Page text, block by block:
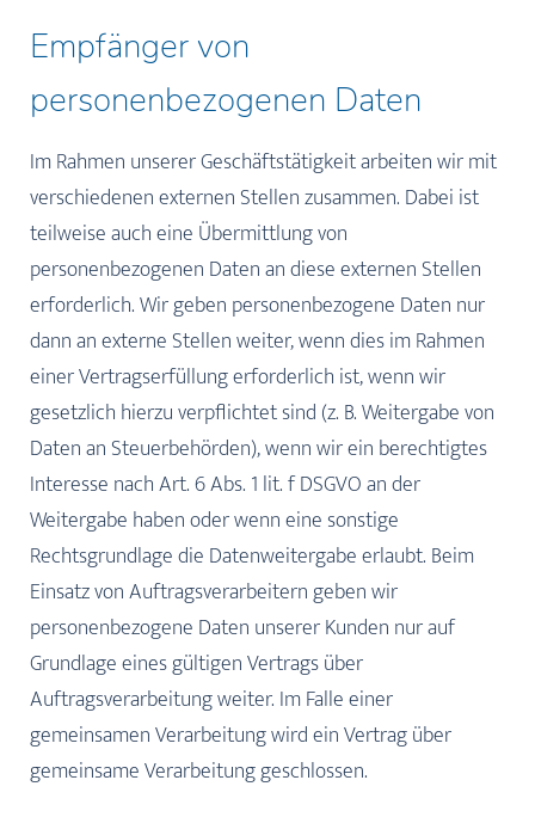
Empfänger von
personenbezogenen Daten
Im Rahmen unserer Geschäftstätigkeit arbeiten wir mit
verschiedenen externen Stellen zusammen. Dabei ist
teilweise auch eine Übermittlung von
personenbezogenen Daten an diese externen Stellen
erforderlich. Wir geben personenbezogene Daten nur
dann an externe Stellen weiter, wenn dies im Rahmen
einer Vertragserfüllung erforderlich ist, wenn wir
gesetzlich hierzu verpflichtet sind (z. B. Weitergabe von
Daten an Steuerbehörden), wenn wir ein berechtigtes
Interesse nach Art. 6 Abs. 1 lit. f DSGVO an der
Weitergabe haben oder wenn eine sonstige
Rechtsgrundlage die Datenweitergabe erlaubt. Beim
Einsatz von Auftragsverarbeitern geben wir
personenbezogene Daten unserer Kunden nur auf
Grundlage eines gültigen Vertrags über
Auftragsverarbeitung weiter. Im Falle einer
gemeinsamen Verarbeitung wird ein Vertrag über
gemeinsame Verarbeitung geschlossen.